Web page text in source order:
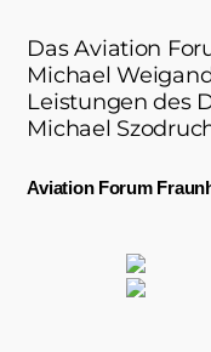
Das Aviation
Michael
Leistungen des
Michael
Aviation Forum